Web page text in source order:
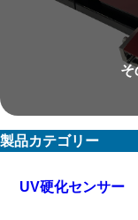
そ
製品カテゴリー
UV硬化センサー